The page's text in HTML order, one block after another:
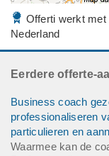
Offerti werkt met
Nederland
Eerdere offerte-
Business coach
professionaliseren
particulieren en
Waarmee kan de